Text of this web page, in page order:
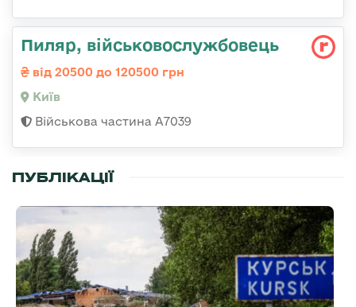
Пиляр, військовослужбовець
від 20500 до 120500 грн
Київ
Військова частина А7039
ПУБЛІКАЦІЇ